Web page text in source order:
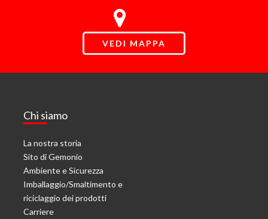
VEDI MAPPA
Chi siamo
La nostra storia
Sito di Gemonio
Ambiente e Sicurezza
Imballaggio/Smaltimento e
riciclaggio dei prodotti
Carriere